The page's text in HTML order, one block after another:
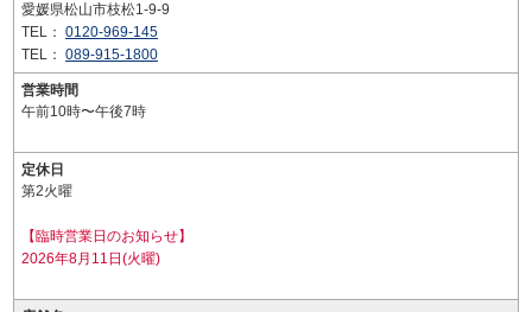
愛媛県松山市枝松1-9-9
TEL： 0120-969-145
TEL： 089-915-1800
営業時間
午前10時〜午後7時
定休日
第2火曜
【臨時営業日のお知らせ】
2026年8月11日(火曜)